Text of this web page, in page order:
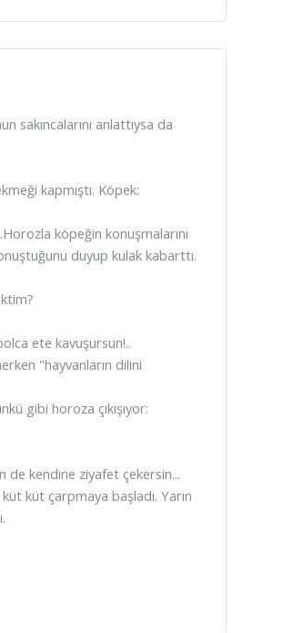
sakıncalarını anlattıysa da
kapmıştı. Köpek:
köpeğin konuşmalarını
duyup kulak kabarttı.
ete kavuşursun!..
"hayvanların dilini
gibi horoza çıkışıyor:
de kendine ziyafet çekersin...
küt çarpmaya başladı. Yarın